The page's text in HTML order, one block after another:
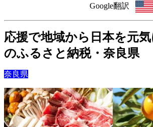
Google翻訳
応援で地域から日本を元
のふるさと納税・奈良県
奈良県